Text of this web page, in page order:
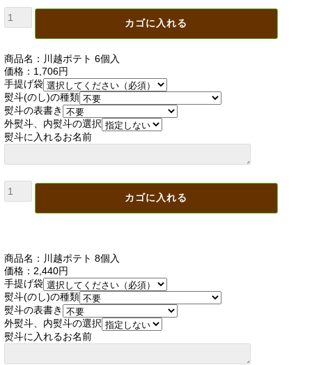
商品名：川越ポテト 6個入
価格：1,706円
手提げ袋
熨斗(のし)の種類
熨斗の表書き
外熨斗、内熨斗の選択
熨斗に入れるお名前
商品名：川越ポテト 8個入
価格：2,440円
手提げ袋
熨斗(のし)の種類
熨斗の表書き
外熨斗、内熨斗の選択
熨斗に入れるお名前